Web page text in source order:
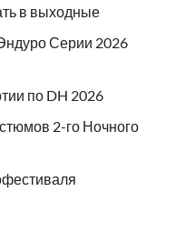
в выходные
Серии 2026
по DH 2026
2-го Ночного